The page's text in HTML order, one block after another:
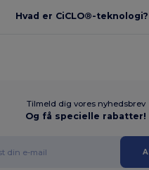
Hvad er CiCLO®-teknologi?
Tilmeld dig vores nyhedsbrev
Og få specielle rabatter!